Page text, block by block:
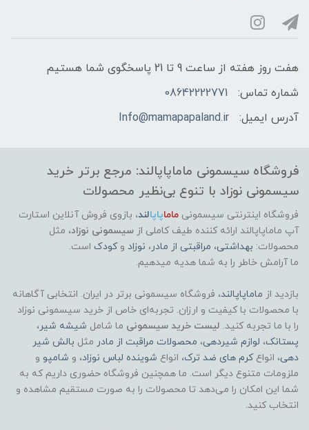
هفت روز هفته از ساعت 9 تا 21 پاسخگوی شما هستیم
شماره تماس:
08642222771
آدرس ایمیل:
Info@mamapapaland.ir
فروشگاه سیسمونی ماماپاپالند: مرجع برتر خرید
سیسمونی نوزاد با تنوع بی‌نظیر محصولات
فروشگاه اینترنتی سیسمونی ماماپاپالند، بازوی فروش آنلاین استارت
آپ ماماپاپالند ارائه کننده طیف کاملی از سیسمونی نوزاد، مثل
محصولات: بهداشتی، مراقبتی از مادر، نوزاد وکودک است.
ما آرامش خاطر را به شما هدیه میدهیم.
بازدید از ماماپاپالند، فروشگاه سیسمونی برتر در ایران. انتخابی آگاهانه
با محصولات با کیفیت و ارزان. تجربه‌ای خاص از خرید سیسمونی نوزاد
را با ما تجربه کنید. لیست خرید سیسمونی ما شامل شیشه شیر،
پستانک، لوازم شیردهی، محصولات مراقبت از مادر مثل بالش شیر
دهی، انواعکرم های ضد ترک، انواع شوینده لباس نوزاد، و شامپو و
ملزومات متنوع دیگر است. ما همچنین فروشگاه حضوری داریم که به
شما این امکان را می‌دهد تا محصولات را به صورت مستقیم مشاهده و
انتخاب کنید.